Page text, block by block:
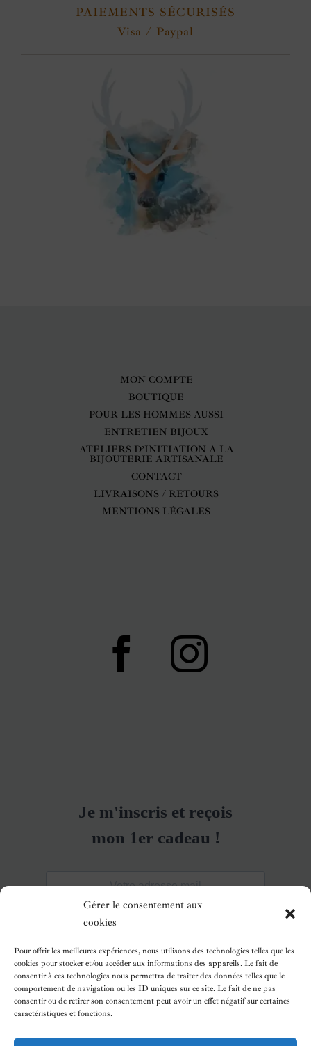
Gérer le consentement aux
cookies
Pour offrir les meilleures expériences, nous utilisons des technologies telles que les
cookies pour stocker et/ou accéder aux informations des appareils. Le fait de
consentir à ces technologies nous permettra de traiter des données telles que le
comportement de navigation ou les ID uniques sur ce site. Le fait de ne pas
consentir ou de retirer son consentement peut avoir un effet négatif sur certaines
caractéristiques et fonctions.
PAIEMENTS SÉCURISÉS
Visa / Paypal
MON COMPTE
BOUTIQUE
POUR LES HOMMES AUSSI
ENTRETIEN BIJOUX
ATELIERS D’INITIATION A LA
BIJOUTERIE ARTISANALE
CONTACT
LIVRAISONS / RETOURS
MENTIONS LÉGALES